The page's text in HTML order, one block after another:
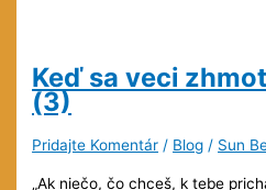
Keď sa veci
(3)
Pridajte Komentár / Blog / Sun
„Ak niečo, čo chceš, k tebe